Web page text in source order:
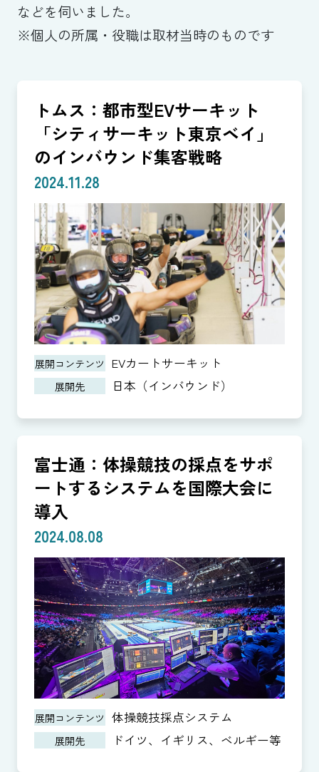
などを伺いました。
※個人の所属・役職は取材当時のものです
トムス：都市型EVサーキット
「シティサーキット東京ベイ」
のインバウンド集客戦略
2024.11.28
展開コンテンツ EVカートサーキット
展開先 日本（インバウンド）
富士通：体操競技の採点をサポ
ートするシステムを国際大会に
導入
2024.08.08
展開コンテンツ 体操競技採点システム
展開先 ドイツ、イギリス、ベルギー等